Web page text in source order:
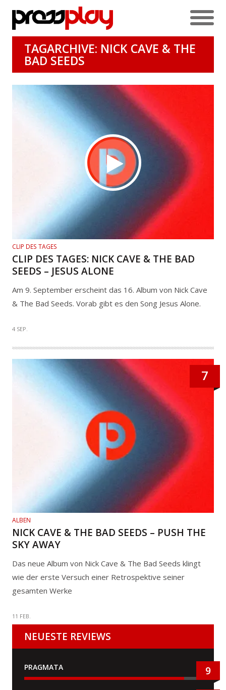
TAGARCHIVE: NICK CAVE & THE
BAD SEEDS
CLIP DES TAGES
CLIP DES TAGES: NICK CAVE & THE BAD
SEEDS – JESUS ALONE
Am 9. September erscheint das 16. Album von Nick Cave
& The Bad Seeds. Vorab gibt es den Song Jesus Alone.
4 SEP.
7
ALBEN
NICK CAVE & THE BAD SEEDS – PUSH THE
SKY AWAY
Das neue Album von Nick Cave & The Bad Seeds klingt
wie der erste Versuch einer Retrospektive seiner
gesamten Werke
11 FEB.
NEUESTE REVIEWS
PRAGMATA 9